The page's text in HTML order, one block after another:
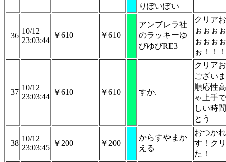
りぽいぽい
36
10/12
23:03:44
￥610 ￥610
アンブレラ社
のラッキーゆ
びゆびRE3
クリア
ぉぉぉ
ぉぉぉぉ
ぉ！！
37
10/12
23:03:44
￥610 ￥610 すか.
クリア
ござい
順応性
ゃ上手
しい時
とう
38
10/12
23:03:45
￥200 ￥200
からすやまか
える
おつか
す！ク
た！